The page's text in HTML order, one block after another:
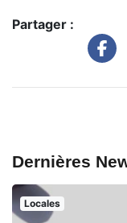
Partager :
Dernières
Locales